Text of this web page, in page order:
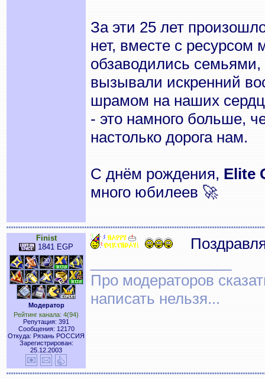
За эти 25 лет
нет, вместе с
обзаводились семьями,
вызывали искренний
шрамом на наших
- это намного больше,
настолько дорога нам.
С днём рождения, Elite
много юбилеев 🚀
Finist
1841 EGP
Модератор
Рейтинг канала: 4(94)
Репутация: 391
Сообщения: 12170
Откуда: Рязань РОССИЯ
Зарегистрирован:
25.12.2003
Про модераторов
написать нельзя...